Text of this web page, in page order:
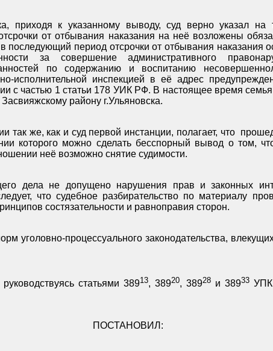
приходя к указанному выводу, суд верно указал на
от отбывания наказания на неё возложены
последующий период отсрочки от отбывания наказания
за совершение административного
по содержанию и воспитанию
исполнительной инспекцией в её адрес
с частью 1 статьи 178 УИК РФ. В настоящее время
Засвияжскому району г.Ульяновска.
так же, как и суд первой инстанции, полагает, что
которого можно сделать бесспорный вывод о том,
неё возможно снятие судимости.
дела не допущено нарушения прав и законных
что судебное разбирательство по материалу
состязательности и равноправия сторон.
уголовно-процессуального законодательства,
статьями 38913, 38920, 38928и 38933УПК
ПОСТАНОВИЛ: